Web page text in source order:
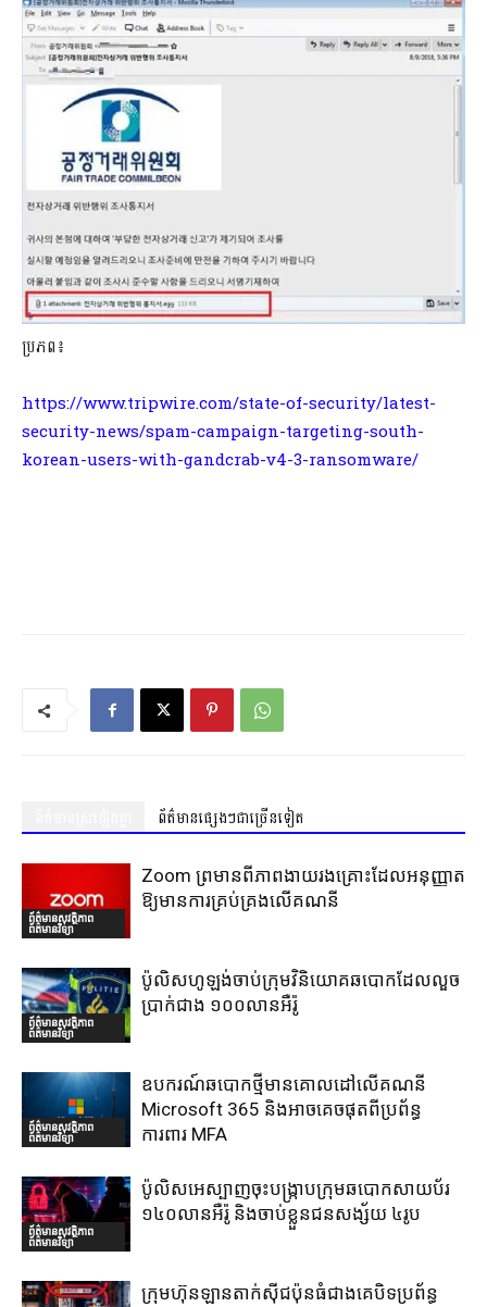
ប្រភព៖
https://www.tripwire.com/state-of-security/latest-
security-news/spam-campaign-targeting-south-
korean-users-with-gandcrab-v4-3-ransomware/
ព័ត៌មានផ្សេងៗជាច្រើនទៀត
ព័ត៌មានសុវត្ថិភាព
ព័ត៌មានវិទ្យា
Zoom ព្រមានពីភាពងាយរងគ្រោះដែលអនុញ្ញាត
ឱ្យមានការគ្រប់គ្រងលើគណនី
ព័ត៌មានសុវត្ថិភាព
ព័ត៌មានវិទ្យា
ប៉ូលិសហូឡង់ចាប់ក្រុមវិនិយោគឆបោកដែលលួច
ប្រាក់ជាង ១០០លានអឺរ៉ូ
ព័ត៌មានសុវត្ថិភាព
ព័ត៌មានវិទ្យា
ឧបករណ៍ឆបោកថ្មីមានគោលដៅលើគណនី
Microsoft 365 និងអាចគេចផុតពីប្រព័ន្ធ
ការពារ MFA
ព័ត៌មានសុវត្ថិភាព
ព័ត៌មានវិទ្យា
ប៉ូលិសអេស្បាញចុះបង្រ្កាបក្រុមឆបោកសាយប័រ
១៤០លានអឺរ៉ូ និងចាប់ខ្លួនជនសង្ស័យ ៤រូប
ក្រុមហ៊ុនឡានតាក់ស៊ីជប៉ុនធំជាងគេបិទប្រព័ន្ធ